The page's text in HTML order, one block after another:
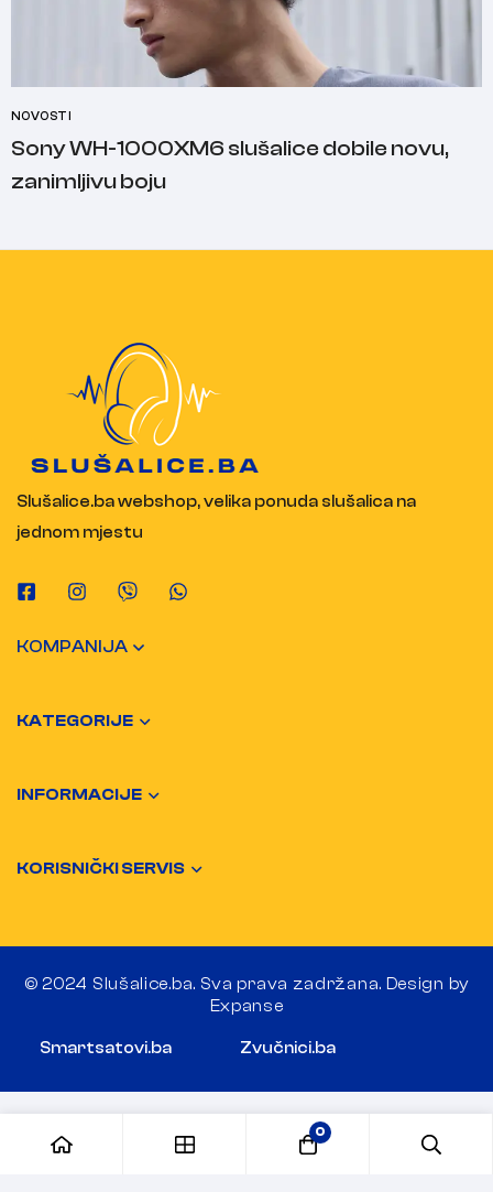
NOVOSTI
Sony WH-1000XM6 slušalice dobile novu,
zanimljivu boju
Slušalice.ba webshop, velika ponuda slušalica na
jednom mjestu
KOMPANIJA
KATEGORIJE
INFORMACIJE
KORISNIČKI SERVIS
© 2024 Slušalice.ba. Sva prava zadržana. Design by
Expanse
Smartsatovi.ba Zvučnici.ba
0